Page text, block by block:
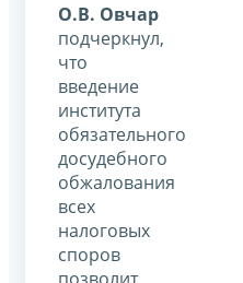
О.В. Овчар
подчеркнул,
что
введение
института
обязательного
досудебного
обжалования
всех
налоговых
споров